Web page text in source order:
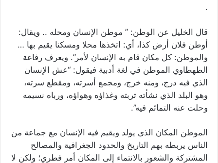
.
قال الخليل عن الوطن: ” موطن الإنسان ومحله .. ويقال:
أوطن فلان أرض كذا، أي: اتخذها محلا ومسكنا يقيم بها …
والموطن: كل مكان قام به الإنسان لأمر”. ويعرف رفاعة
الطهطاوي الموطن في لغة أدبية فيقول: “عش الإنسان
الذي فيه درج، ومنه خرج، ومجمع أسرته، ومقطع سرته،
وهو البلد الذي نشأته تربته وغذاؤه وهواؤه، ورباه نسيمه
وحلت عنه التمائم فيه”.
الموطن المكان الذي يولد ويقيم فيه الإنسان مع جماعة من
الناس يربطه بهم التاريخ والحدود الجغرافية والمصالح
المشتركة والشعور بالانتماء إلى المكان أمر فطري؛ ولكن لا